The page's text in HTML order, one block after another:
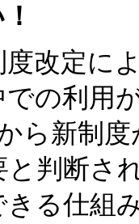
改定に
の利用
ら新制
と判断さ
きる仕組